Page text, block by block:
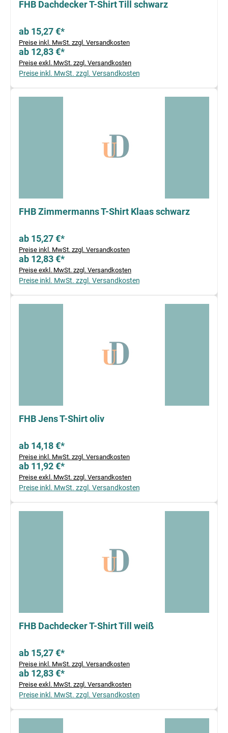
FHB Dachdecker T-Shirt Till schwarz
ab 15,27 €*
Preise inkl. MwSt. zzgl. Versandkosten
ab 12,83 €*
Preise exkl. MwSt. zzgl. Versandkosten
Preise inkl. MwSt. zzgl. Versandkosten
FHB Zimmermanns T-Shirt Klaas schwarz
ab 15,27 €*
Preise inkl. MwSt. zzgl. Versandkosten
ab 12,83 €*
Preise exkl. MwSt. zzgl. Versandkosten
Preise inkl. MwSt. zzgl. Versandkosten
FHB Jens T-Shirt oliv
ab 14,18 €*
Preise inkl. MwSt. zzgl. Versandkosten
ab 11,92 €*
Preise exkl. MwSt. zzgl. Versandkosten
Preise inkl. MwSt. zzgl. Versandkosten
FHB Dachdecker T-Shirt Till weiß
ab 15,27 €*
Preise inkl. MwSt. zzgl. Versandkosten
ab 12,83 €*
Preise exkl. MwSt. zzgl. Versandkosten
Preise inkl. MwSt. zzgl. Versandkosten